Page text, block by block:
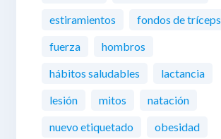
estiramientos
fondos de tríceps
fuerza
hombros
hábitos saludables
lactancia
lesión
mitos
natación
nuevo etiquetado
obesidad